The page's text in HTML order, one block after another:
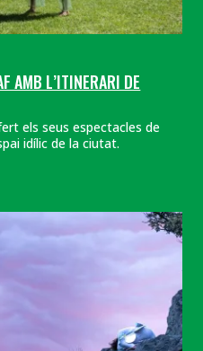
AMB L’ITINERARI DE
els seus espectacles de
idílic de la ciutat.